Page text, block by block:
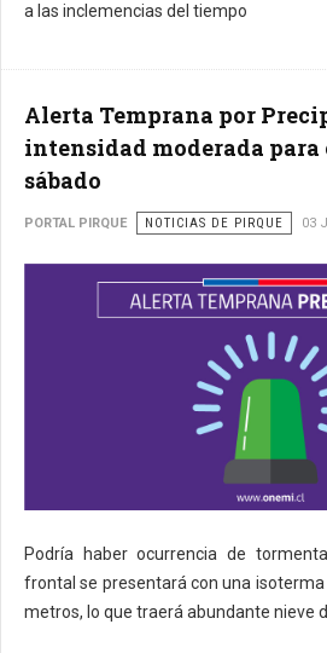
a las inclemencias del tiempo
Alerta Temprana por
intensidad moderada para
sábado
PORTAL PIRQUE NOTICIAS DE PIRQUE 03
Podría haber ocurrencia de
frontal se presentará con una
metros, lo que traerá abundante nieve